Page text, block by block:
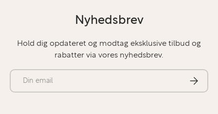
Nyhedsbrev
Hold dig opdateret og modtag eksklusive tilbud og
rabatter via vores nyhedsbrev.
E-mail
Abonner